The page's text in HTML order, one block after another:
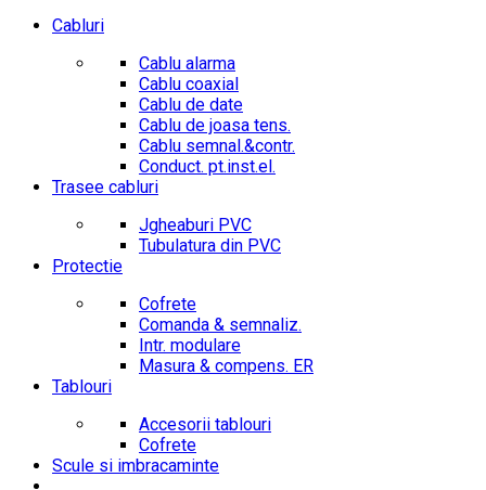
Cabluri
Cablu alarma
Cablu coaxial
Cablu de date
Cablu de joasa tens.
Cablu semnal.&contr.
Conduct. pt.inst.el.
Trasee cabluri
Jgheaburi PVC
Tubulatura din PVC
Protectie
Cofrete
Comanda & semnaliz.
Intr. modulare
Masura & compens. ER
Tablouri
Accesorii tablouri
Cofrete
Scule si imbracaminte